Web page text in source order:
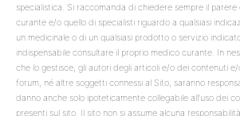
specialistica. Si raccomanda di chiedere sempre il
curante e/o quello di specialisti riguardo a qualsiasi
un medicinale o di un qualsiasi prodotto o servizio
indispensabile consultare il proprio medico curante. In
che lo gestisce, gli autori degli articoli e/o dei contenuti
forum, né altre soggetti connessi al Sito, saranno
danno anche solo ipoteticamente collegabile all’uso dei
presenti sul sito. Il sito non si assume alcuna